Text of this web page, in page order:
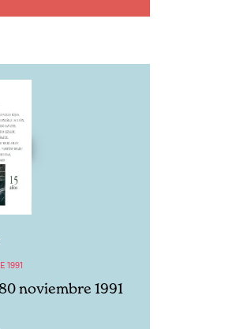
1991
noviembre 1991